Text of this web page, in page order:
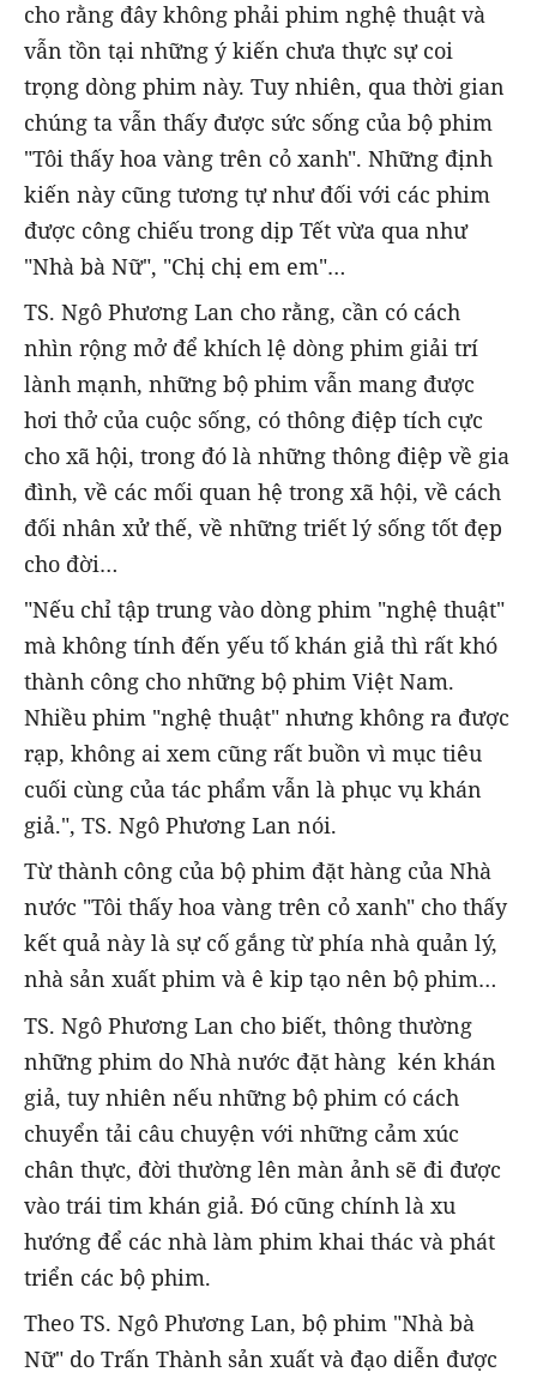
cho rằng đây không phải phim nghệ thuật và
vẫn tồn tại những ý kiến chưa thực sự coi
trọng dòng phim này. Tuy nhiên, qua thời gian
chúng ta vẫn thấy được sức sống của bộ phim
"Tôi thấy hoa vàng trên cỏ xanh". Những định
kiến này cũng tương tự như đối với các phim
được công chiếu trong dịp Tết vừa qua như
"Nhà bà Nữ", "Chị chị em em"…
TS. Ngô Phương Lan cho rằng, cần có cách
nhìn rộng mở để khích lệ dòng phim giải trí
lành mạnh, những bộ phim vẫn mang được
hơi thở của cuộc sống, có thông điệp tích cực
cho xã hội, trong đó là những thông điệp về gia
đình, về các mối quan hệ trong xã hội, về cách
đối nhân xử thế, về những triết lý sống tốt đẹp
cho đời…
"Nếu chỉ tập trung vào dòng phim "nghệ thuật"
mà không tính đến yếu tố khán giả thì rất khó
thành công cho những bộ phim Việt Nam.
Nhiều phim "nghệ thuật" nhưng không ra được
rạp, không ai xem cũng rất buồn vì mục tiêu
cuối cùng của tác phẩm vẫn là phục vụ khán
giả.", TS. Ngô Phương Lan nói.
Từ thành công của bộ phim đặt hàng của Nhà
nước "Tôi thấy hoa vàng trên cỏ xanh" cho thấy
kết quả này là sự cố gắng từ phía nhà quản lý,
nhà sản xuất phim và ê kip tạo nên bộ phim…
TS. Ngô Phương Lan cho biết, thông thường
những phim do Nhà nước đặt hàng kén khán
giả, tuy nhiên nếu những bộ phim có cách
chuyển tải câu chuyện với những cảm xúc
chân thực, đời thường lên màn ảnh sẽ đi được
vào trái tim khán giả. Đó cũng chính là xu
hướng để các nhà làm phim khai thác và phát
triển các bộ phim.
Theo TS. Ngô Phương Lan, bộ phim "Nhà bà
Nữ" do Trấn Thành sản xuất và đạo diễn được